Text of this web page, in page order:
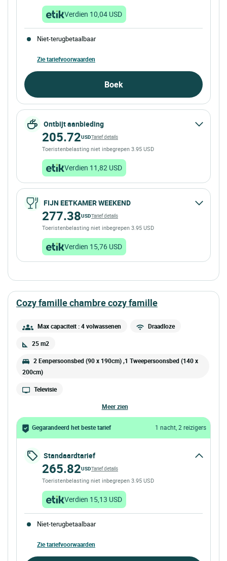
Verdien 10,04 USD
Niet-terugbetaalbaar
Zie tariefvoorwaarden
Boek
Ontbijt aanbieding
205.72USDTarief details
Toeristenbelasting niet inbegrepen 3.95 USD
Verdien 11,82 USD
FIJN EETKAMER WEEKEND
277.38USDTarief details
Toeristenbelasting niet inbegrepen 3.95 USD
Verdien 15,76 USD
cozy famille chambre cozy famille
Max capaciteit : 4 volwassenen Draadloze
25 m2
2 Eenpersoonsbed (90 x 190cm) ,1 Tweepersoonsbed (140 x
200cm)
Televisie
meer zien
Gegarandeerd het beste tarief 1 nacht, 2 reizigers
Standaardtarief
265.82USDTarief details
Toeristenbelasting niet inbegrepen 3.95 USD
Verdien 15,13 USD
Niet-terugbetaalbaar
Zie tariefvoorwaarden